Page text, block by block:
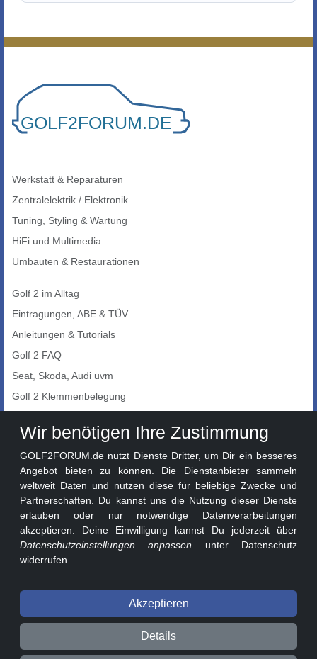
Werkstatt & Reparaturen
Zentralelektrik / Elektronik
Tuning, Styling & Wartung
HiFi und Multimedia
Umbauten & Restaurationen
Golf 2 im Alltag
Eintragungen, ABE & TÜV
Anleitungen & Tutorials
Golf 2 FAQ
Seat, Skoda, Audi uvm
Golf 2 Klemmenbelegung
Auto-Showroom
Golf 2 Lackcodes
Sonderversionen
Sonstige Marken
© 2026 GOLF2FORUM - Volkswagen Golf II Forum seit 2010 ❤️
Beitragsregeln Datenschutz Impressum
Wir benötigen Ihre Zustimmung
GOLF2FORUM.de nutzt Dienste Dritter, um Dir ein besseres
Angebot bieten zu können. Die Dienstanbieter sammeln
weltweit Daten und nutzen diese für beliebige Zwecke und
Partnerschaften. Du kannst uns die Nutzung dieser Dienste
erlauben oder nur notwendige Datenverarbeitungen
akzeptieren. Deine Einwilligung kannst Du jederzeit über
Datenschutzeinstellungen anpassen unter Datenschutz
widerrufen.
Akzeptieren
Details